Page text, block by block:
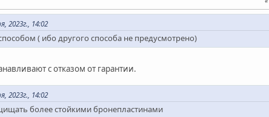
2023г., 14:02
( ибо другого способа не предусмотрено)
с отказом от гарантии.
2023г., 14:02
более стойкими бронепластинами